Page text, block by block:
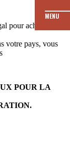
pour acheter et
votre pays, vous
POUR LA
MENU